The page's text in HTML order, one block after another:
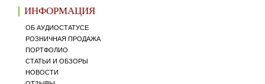
ИНФОРМАЦИЯ
ОБ АУДИОСТАТУСЕ
РОЗНИЧНАЯ ПРОДАЖА
ПОРТФОЛИО
СТАТЬИ И ОБЗОРЫ
НОВОСТИ